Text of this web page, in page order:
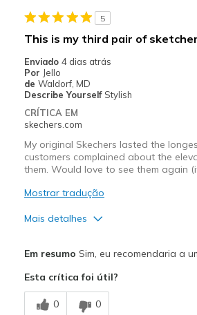
Feels true to size
View On Shoes
I'm Really Into Shoes
5
This is my third pair of
Enviado 4 dias atrás
Por Jello
de Waldorf, MD
Describe Yourself Stylish
CRÍTICA EM
skechers.com
My original Skechers lasted the
customers complained about the
them. Would love to see them again
Mostrar tradução
Mais detalhes
Comfortable
Em resumo Sim, eu recomendaria a
Esta crítica foi útil?
0 0